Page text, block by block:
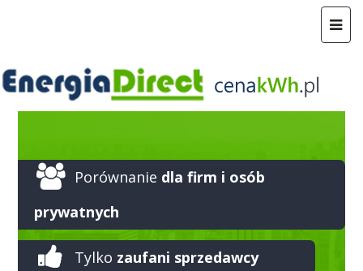
Porównanie dla firm i osób
prywatnych
Tylko zaufani sprzedawcy